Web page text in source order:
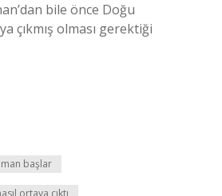
bile önce Doğu
çıkmış olması gerektiği
başlar
ortaya çıktı